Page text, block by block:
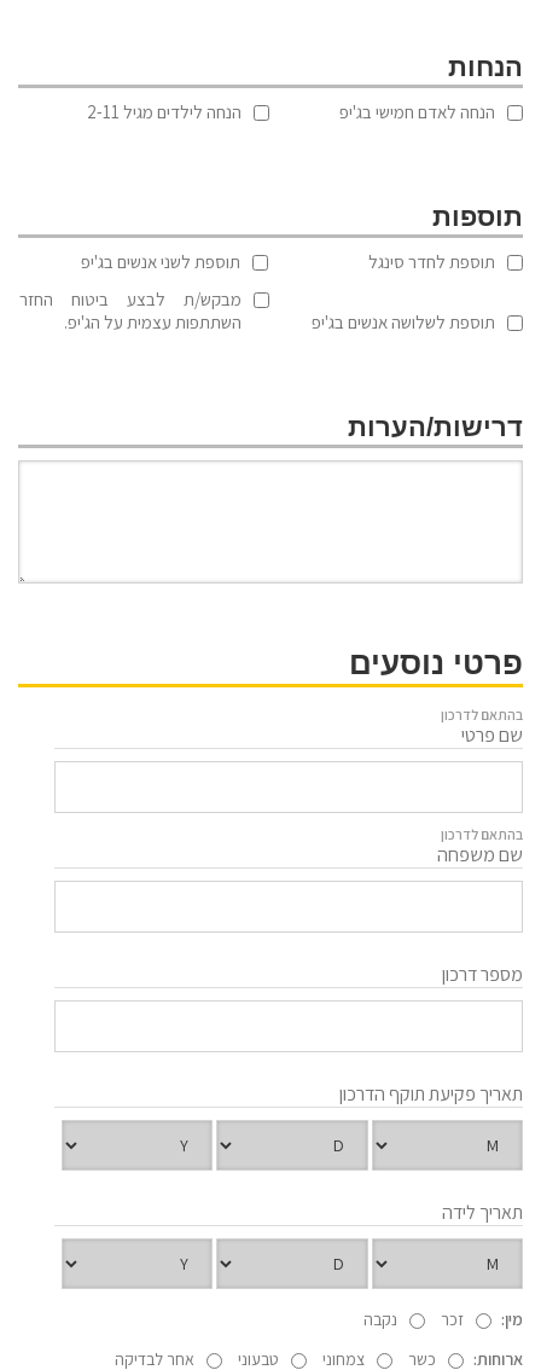
הנחות
הנחה לאדם חמישי בג'יפ הנחה לילדים מגיל 2-11
תוספות
תוספת לחדר סינגל תוספת לשני אנשים בג'יפ
תוספת לשלושה אנשים בג'יפ
מבקש/ת לבצע ביטוח החזר
השתתפות עצמית על הג'יפ.
דרישות/הערות
פרטי נוסעים
בהתאם לדרכון
שם פרטי
בהתאם לדרכון
שם משפחה
מספר דרכון
תאריך פקיעת תוקף הדרכון
תאריך לידה
מין: זכר
נקבה
ארוחות:
כשר צמחוני טבעוני אחר לבדיקה